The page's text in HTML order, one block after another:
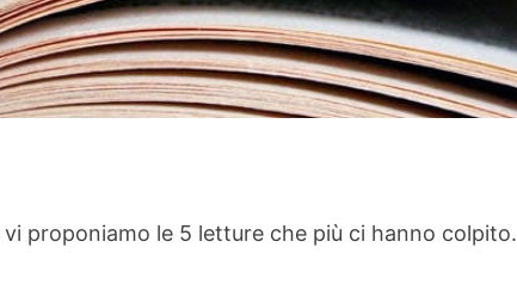
vi proponiamo le 5 letture che più ci hanno colpito.